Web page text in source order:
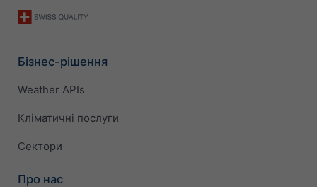
Бізнес-рішення
Weather APIs
Кліматичні послуги
Сектори
Про нас